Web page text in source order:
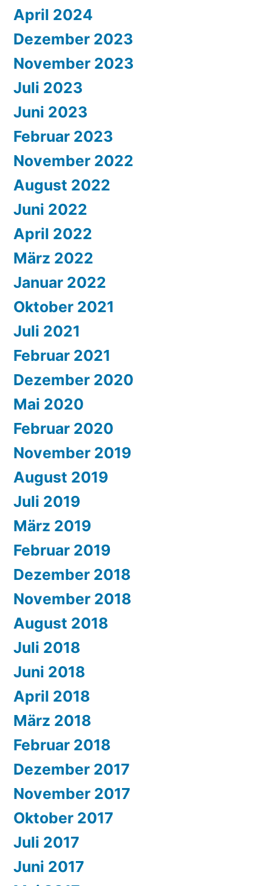
April 2024
Dezember 2023
November 2023
Juli 2023
Juni 2023
Februar 2023
November 2022
August 2022
Juni 2022
April 2022
März 2022
Januar 2022
Oktober 2021
Juli 2021
Februar 2021
Dezember 2020
Mai 2020
Februar 2020
November 2019
August 2019
Juli 2019
März 2019
Februar 2019
Dezember 2018
November 2018
August 2018
Juli 2018
Juni 2018
April 2018
März 2018
Februar 2018
Dezember 2017
November 2017
Oktober 2017
Juli 2017
Juni 2017